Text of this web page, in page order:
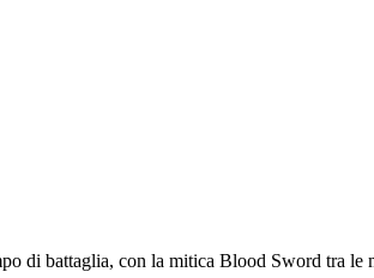
di battaglia, con la mitica Blood Sword tra